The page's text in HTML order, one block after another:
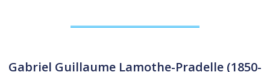
Gabriel Guillaume Lamothe-Pradelle (1850-